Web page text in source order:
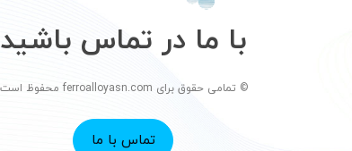
با ما در تماس باشید
© تمامی حقوق برای ferroalloyasn.com محفوظ است.
تماس با ما